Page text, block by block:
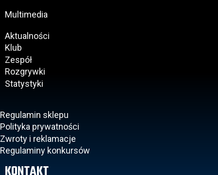
Multimedia
Aktualności
Klub
Zespół
Rozgrywki
Statystyki
Regulamin sklepu
Polityka prywatności
Zwroty i reklamacje
Regulaminy konkursów